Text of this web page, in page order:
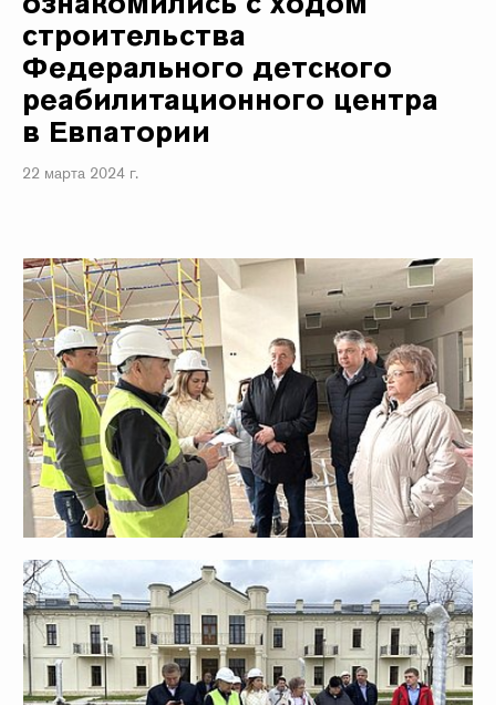
строительства
Федерального детского
реабилитационного центра
в Евпатории
22 марта 2024 г.